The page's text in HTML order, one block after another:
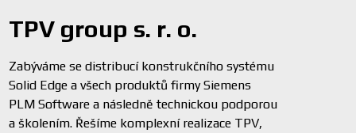
TPV group s. r. o.
Zabýváme se distribucí konstrukčního systému
Solid Edge a všech produktů firmy Siemens
PLM Software a následně technickou podporou
a školením. Řešíme komplexní realizace TPV,